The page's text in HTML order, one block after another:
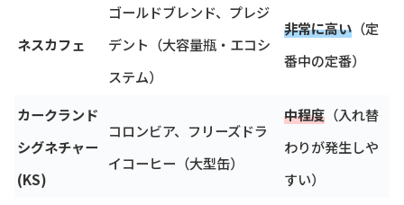
ネスカフェ
ゴールドブレンド、プレジ
デント（大容量瓶・エコシ
ステム）
非常に高い （定
番中の定番）
カークランド
シグネチャー
(KS)
コロンビア、フリーズドラ
イコーヒー（大型缶）
中程度 （入れ替
わりが発生しや
すい）